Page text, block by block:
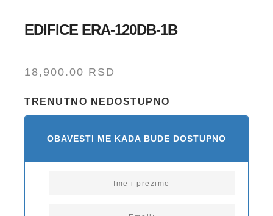
EDIFICE ERA-120DB-1B
18,900.00 RSD
TRENUTNO NEDOSTUPNO
OBAVESTI ME KADA BUDE DOSTUPNO